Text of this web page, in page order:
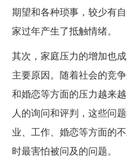
期望和各种琐事，较少有
家过年产生了抵触情绪。
其次，家庭压力的增加也
主要原因。随着社会的竞
和婚恋等方面的压力越来
人的询问和评判，这些问
业、工作、婚恋等方面的
时最害怕被问及的问题。